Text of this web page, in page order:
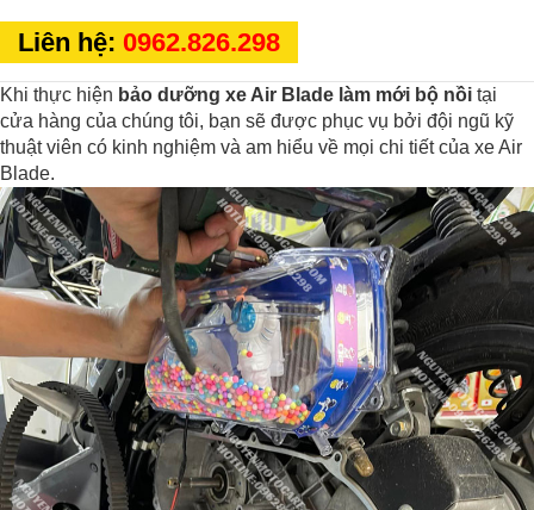
Liên hệ: 0962.826.298
Khi thực hiện bảo dưỡng xe Air Blade làm mới bộ nồi tại
cửa hàng của chúng tôi, bạn sẽ được phục vụ bởi đội ngũ kỹ
thuật viên có kinh nghiệm và am hiểu về mọi chi tiết của xe Air
Blade.